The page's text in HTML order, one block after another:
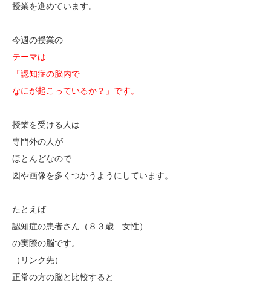
授業を進めています。
今週の授業の
テーマは
「認知症の脳内で
なにが起こっているか？」です。
授業を受ける人は
専門外の人が
ほとんどなので
図や画像を多くつかうようにしています。
たとえば
認知症の患者さん（８３歳 女性）
の実際の脳です。
（リンク先）
正常の方の脳と比較すると